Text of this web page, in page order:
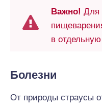
Важно! Для
в
Болезни
От природы страусы